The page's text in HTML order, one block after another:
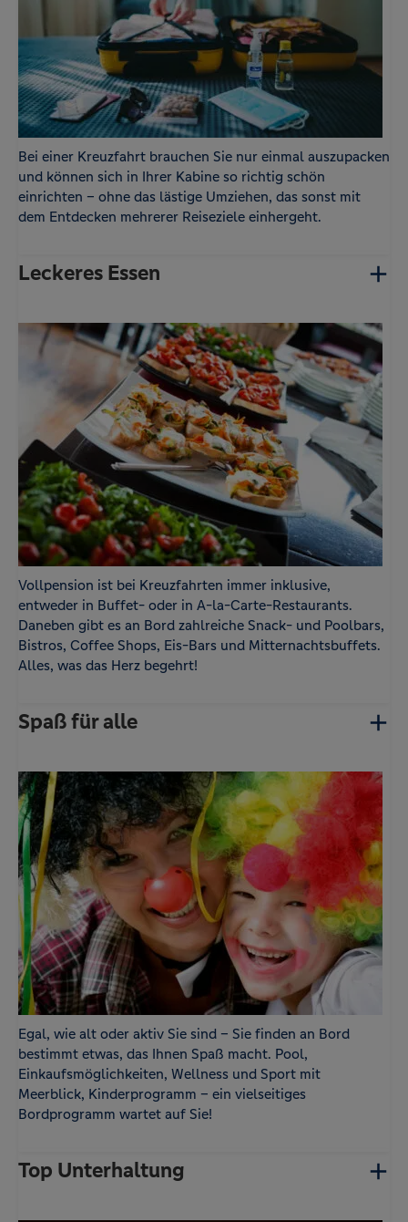
Bei einer Kreuzfahrt brauchen Sie nur einmal auszupacken
und können sich in Ihrer Kabine so richtig schön
einrichten – ohne das lästige Umziehen, das sonst mit
dem Entdecken mehrerer Reiseziele einhergeht.
Leckeres Essen
Vollpension ist bei Kreuzfahrten immer inklusive,
entweder in Buffet- oder in A-la-Carte-Restaurants.
Daneben gibt es an Bord zahlreiche Snack- und Poolbars,
Bistros, Coffee Shops, Eis-Bars und Mitternachtsbuffets.
Alles, was das Herz begehrt!
Spaß für alle
Egal, wie alt oder aktiv Sie sind – Sie finden an Bord
bestimmt etwas, das Ihnen Spaß macht. Pool,
Einkaufsmöglichkeiten, Wellness und Sport mit
Meerblick, Kinderprogramm – ein vielseitiges
Bordprogramm wartet auf Sie!
Top Unterhaltung